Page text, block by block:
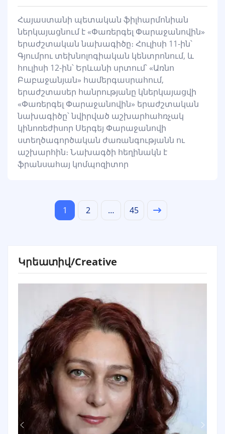
Հայաստանի պետական ֆիլհարմոնիան
ներկայացնում է «Փառերգել Փարաջանովին»
երաժշտական նախագիծը։ Հուլիսի 11-ին՝
Գյումրու տեխնոլոգիական կենտրոնում, և
հուլիսի 12-ին՝ Երևանի սրտում՝ «Առնո
Բաբաջանյան» համերգասրահում,
երաժշտասեր հանրությանը կներկայացվի
«Փառերգել Փարաջանովին» երաժշտական
նախագիծը՝ նվիրված աշխարհահռչակ
կինոռեժիսոր Սերգեյ Փարաջանովի
ստեղծագործական ժառանգությանն ու
աշխարհին։ Նախագծի հեղինակն է
ֆրանսահայ կոմպոզիտոր
1 2 … 45
Կրեատիվ/Creative